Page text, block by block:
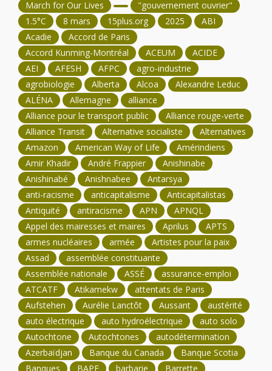
March for Our Lives
"gouvernement ouvrier"
1.5°C
8 mars 15plus.org 2025
ABI
Acadie
Accord de Paris
Accord Kunming-Montréal
ACEUM
ACIDE
AEI
AFESH AFPC
agro-industrie
agrobiologie
Alberta Alcoa
Alexandre Leduc
ALÉNA
Allemagne
alliance
Alliance pour le transport public
Alliance rouge-verte
Alliance Transit
Alternative socialiste
Alternatives
Amazon
American Way of Life
Amérindiens
Amir Khadir
André Frappier
Anishinabe
Anishinabé
Anishnabee
Antarsya
anti-racisme
anticapitalisme
Anticapitalistas
Antiquité
antiracisme APN
APNQL
Appel des mairesses et maires
Aprilus
APTS
armes nucléaires
armée
Artistes pour la paix
Assad
assemblée constituante
Assemblée nationale
ASSÉ
assurance-emploi
ATCATF
Atikamekw
attentats de Paris
Aufstehen
Aurélie Lanctôt Aussant
austérité
auto électrique
auto hydroélectrique
auto solo
Autochtone
Autochtones
autodétermination
Azerbaïdjan
Banque du Canada
Banque Scotia
Banques
BAPE barbarie Barrette